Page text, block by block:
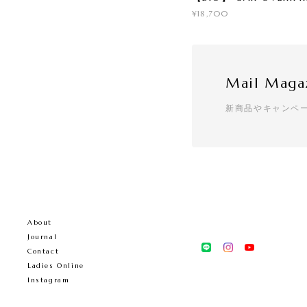
About
Journal
Contact
Ladies Online
Instagram
¥18,700
Mail
新商品やキャンペ